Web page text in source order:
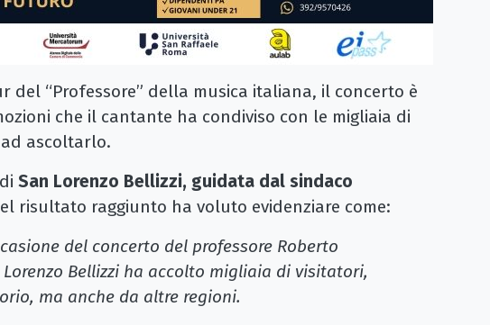
del “Professore” della musica italiana, il concerto è
che il cantante ha condiviso con le migliaia di
ascoltarlo.
San Lorenzo Bellizzi, guidata dal sindaco
risultato raggiunto ha voluto evidenziare come:
del concerto del professore Roberto
Lorenzo Bellizzi ha accolto migliaia di visitatori,
ma anche da altre regioni.